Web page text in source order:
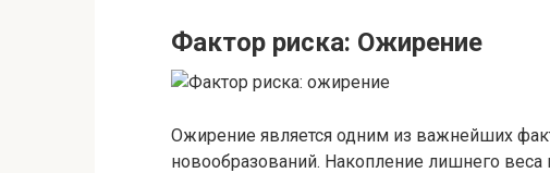
Фактор риска: Ожирение
Ожирение является одним из важнейших
новообразований. Накопление лишнего